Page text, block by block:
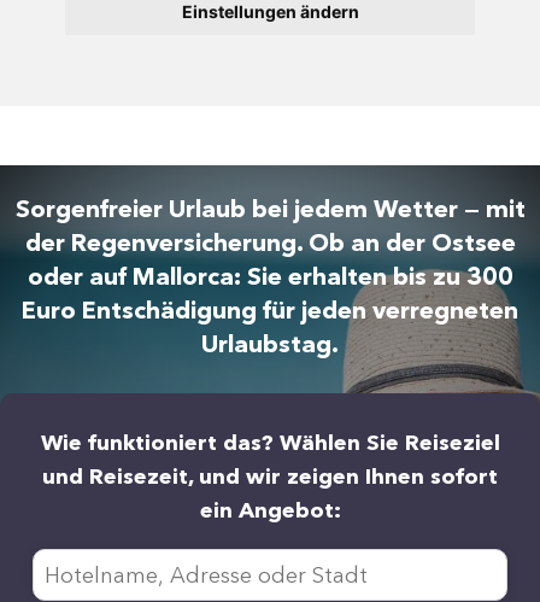
Einstellungen ändern
Sorgenfreier Urlaub bei jedem Wetter — mit
der Regenversicherung. Ob an der Ostsee
oder auf Mallorca: Sie erhalten bis zu 300
Euro Entschädigung für jeden verregneten
Urlaubstag.
Wie funktioniert das? Wählen Sie Reiseziel
und Reisezeit, und wir zeigen Ihnen sofort
ein Angebot: